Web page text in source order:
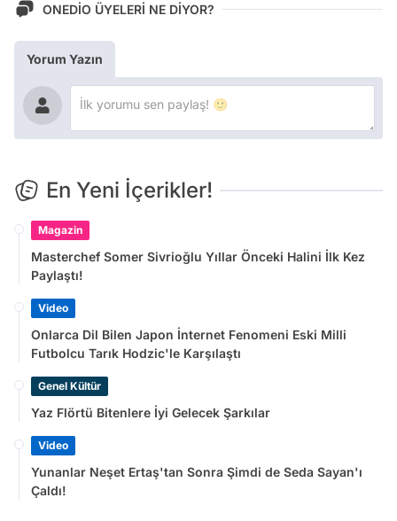
ONEDİO ÜYELERİ NE DİYOR?
Yorum Yazın
En Yeni İçerikler!
Magazin
Masterchef Somer Sivrioğlu Yıllar Önceki Halini İlk Kez
Paylaştı!
Video
Onlarca Dil Bilen Japon İnternet Fenomeni Eski Milli
Futbolcu Tarık Hodzic'le Karşılaştı
Genel Kültür
Yaz Flörtü Bitenlere İyi Gelecek Şarkılar
Video
Yunanlar Neşet Ertaş'tan Sonra Şimdi de Seda Sayan'ı
Çaldı!